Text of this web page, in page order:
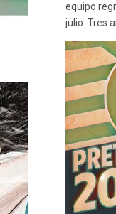
equipo
julio. Tres